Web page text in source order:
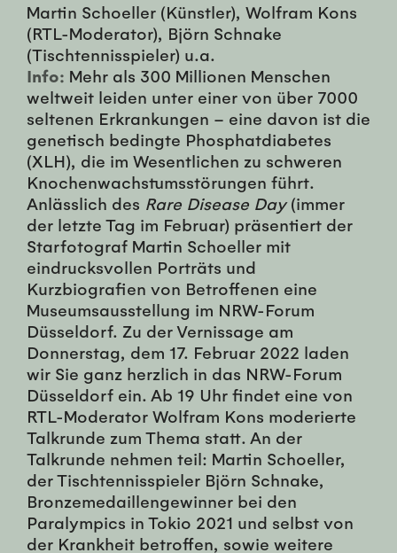
Martin Schoeller (Künstler), Wolfram Kons
(RTL-Moderator), Björn Schnake
(Tischtennisspieler) u.a.
Info: Mehr als 300 Millionen Menschen
weltweit leiden unter einer von über 7000
seltenen Erkrankungen – eine davon ist die
genetisch bedingte Phosphatdiabetes
(XLH), die im Wesentlichen zu schweren
Knochenwachstumsstörungen führt.
Anlässlich des Rare Disease Day(immer
der letzte Tag im Februar) präsentiert der
Starfotograf Martin Schoeller mit
eindrucksvollen Porträts und
Kurzbiografien von Betroffenen eine
Museumsausstellung im NRW-Forum
Düsseldorf. Zu der Vernissage am
Donnerstag, dem 17. Februar 2022 laden
wir Sie ganz herzlich in das NRW-Forum
Düsseldorf ein. Ab 19 Uhr findet eine von
RTL-Moderator Wolfram Kons moderierte
Talkrunde zum Thema statt. An der
Talkrunde nehmen teil: Martin Schoeller,
der Tischtennisspieler Björn Schnake,
Bronzemedaillengewinner bei den
Paralympics in Tokio 2021 und selbst von
der Krankheit betroffen, sowie weitere